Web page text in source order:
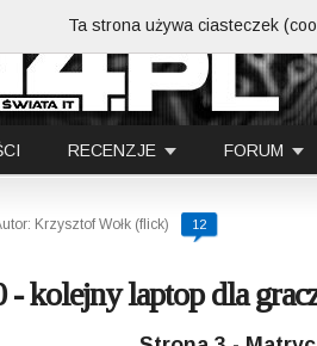
RECENZJE FORUM
Krzysztof Wołk (flick) 12
kolejny laptop dla
Ta strona używa ciasteczek